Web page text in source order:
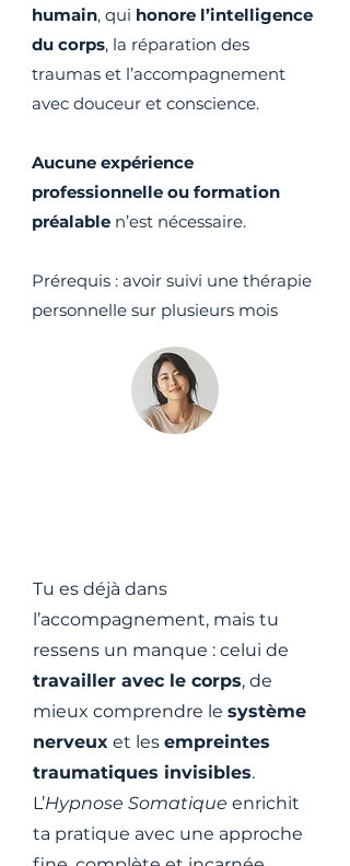
humain, qui honore l’intelligence
du corps, la réparation des
traumas et l’accompagnement
avec douceur et conscience.
Aucune expérience
professionnelle ou formation
préalable n’est nécessaire.
Prérequis : avoir suivi une thérapie
personnelle sur plusieurs mois
Tu es déjà dans
l’accompagnement, mais tu
ressens un manque : celui de
travailler avec le corps, de
mieux comprendre le système
nerveux et les empreintes
traumatiques invisibles.
L’Hypnose Somatique enrichit
ta pratique avec une approche